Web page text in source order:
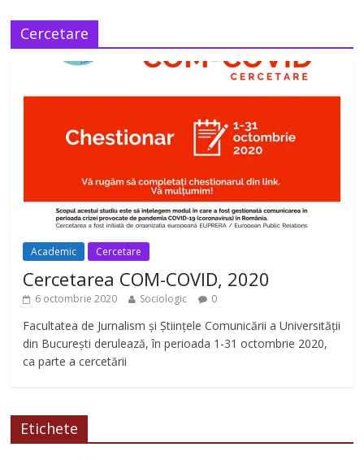
Cercetare
Academic Cercetare
Cercetarea COM-COVID, 2020
6 octombrie 2020 Sociologic 0
Facultatea de Jurnalism și Științele Comunicării a Universității
din București derulează, în perioada 1-31 octombrie 2020,
ca parte a cercetării
Etichete